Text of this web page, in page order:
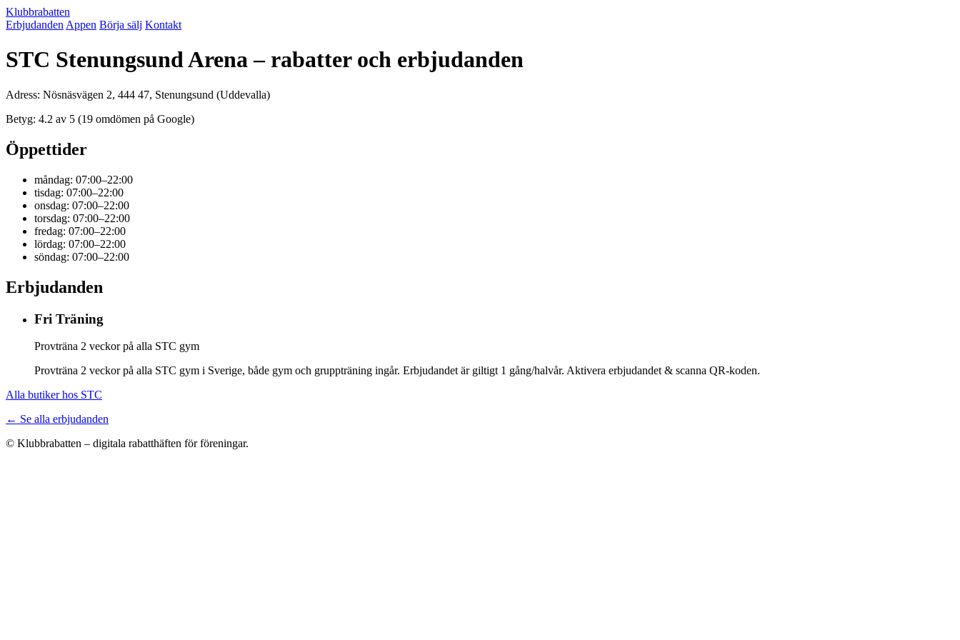
Klubbrabatten
Erbjudanden Appen Börja sälj Kontakt
STC Stenungsund Arena – rabatter och erbjudanden
Adress: Nösnäsvägen 2, 444 47, Stenungsund (Uddevalla)
Betyg: 4.2 av 5 (19 omdömen på Google)
Öppettider
måndag: 07:00–22:00
tisdag: 07:00–22:00
onsdag: 07:00–22:00
torsdag: 07:00–22:00
fredag: 07:00–22:00
lördag: 07:00–22:00
söndag: 07:00–22:00
Erbjudanden
Fri Träning
Provträna 2 veckor på alla STC gym
Provträna 2 veckor på alla STC gym i Sverige, både gym och gruppträning ingår. Erbjudandet är giltigt 1 gång/halvår. Aktivera erbjudandet & scanna QR-koden.
Alla butiker hos STC
← Se alla erbjudanden
© Klubbrabatten – digitala rabatthäften för föreningar.